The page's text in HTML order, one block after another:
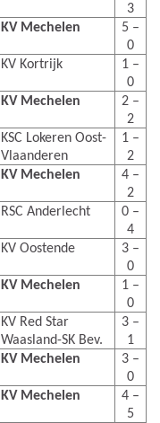
3
KV Mechelen
5 –
0
KV Kortrijk
1 –
0
KV Mechelen
2 –
2
KSC Lokeren Oost-
Vlaanderen
1 –
2
KV Mechelen
4 –
2
RSC Anderlecht
0 –
4
KV Oostende
3 –
0
KV Mechelen
1 –
0
KV Red Star
Waasland-SK Bev.
3 –
1
KV Mechelen
3 –
0
KV Mechelen
4 –
5